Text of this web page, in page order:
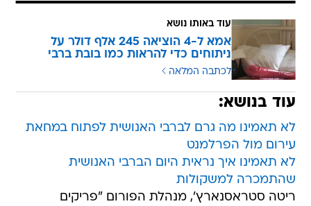
אמא ל-4 הוציאה 245 אלף דולר על
ניתוחים כדי להראות כמו בובת ברבי
לכתבה המלאה
עוד בנושא:
לא תאמינו מה גרם לברבי האנושית לפתוח במחאת
עירום מול הפרלמנט
לא תאמינו איך נראית היום הברבי האנושית
שהתמכרה למשקולות
ריטה סטראסנארץ', מנהלת הפורום "פריקים
וסלבריטאים", אמרה שהיא עוקבת באדיקות אחר
הסכסוך ביניהן ולוקחת את הצד של גב' טטיאנה.